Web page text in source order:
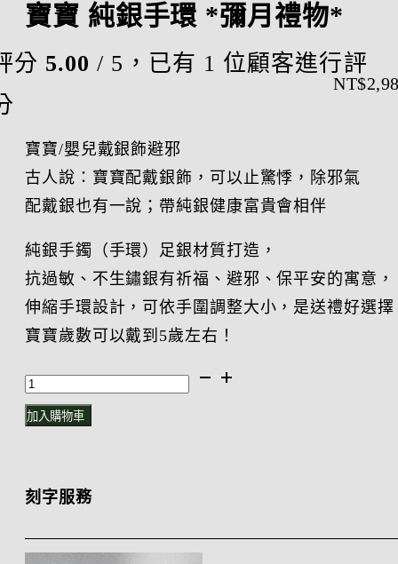
寶寶 純銀手環 *彌月禮物*
分 5.00 / 5，已有 1 位顧客進行評
NT$
寶寶/嬰兒戴銀飾避邪
古人說：寶寶配戴銀飾，可以止驚悸，除邪氣
配戴銀也有一說；帶純銀健康富貴會相伴
純銀手鐲（手環）足銀材質打造，
抗過敏、不生鏽銀有祈福、避邪、保平安的寓意，
伸縮手環設計，可依手圍調整大小，是送禮好選擇
寶寶歲數可以戴到5歲左右！
寶
寶
手
環
加入購物車
刻字服務